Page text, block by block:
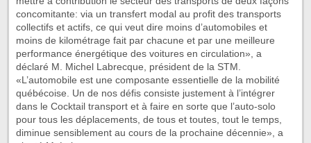
concomitante: via un transfert modal au profit des transports
collectifs et actifs, ce qui veut dire moins d’automobiles et
moins de kilométrage fait par chacune et par une meilleure
performance énergétique des voitures en circulation», a
déclaré M. Michel Labrecque, président de la STM.
«L’automobile est une composante essentielle de la mobilité
québécoise. Un de nos défis consiste justement à l’intégrer
dans le Cocktail transport et à faire en sorte que l’auto-solo
pour tous les déplacements, de tous et toutes, tout le temps,
diminue sensiblement au cours de la prochaine décennie», a